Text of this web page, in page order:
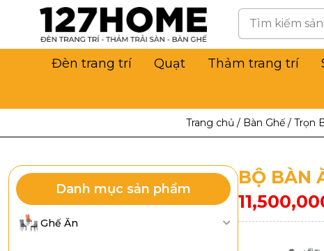
Đèn trang trí Quạt Thảm trang trí
Trang chủ / Bàn Ghế / Trọn
Danh mục sản phẩm
Ghế Ăn
BỘ BÀN